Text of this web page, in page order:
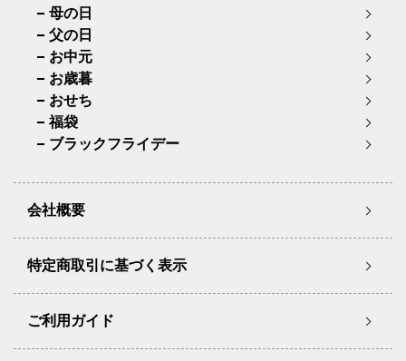
母の日
父の日
お中元
お歳暮
おせち
福袋
ブラックフライデー
会社概要
特定商取引に基づく表示
ご利用ガイド